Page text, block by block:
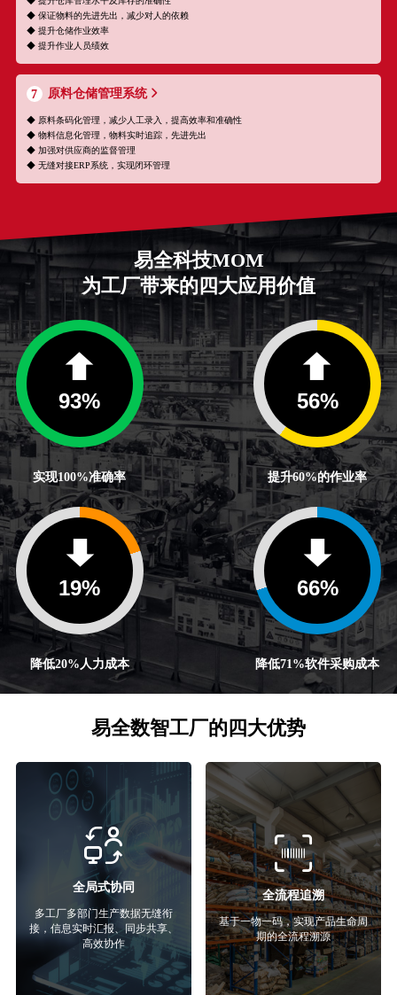
◆ 保证物料的先进先出，减少对人的依赖
◆ 提升仓储作业效率
◆ 提升作业人员绩效
7 原料仓储管理系统
◆ 原料条码化管理，减少人工录入，提高效率和准确性
◆ 物料信息化管理，物料实时追踪，先进先出
◆ 加强对供应商的监督管理
◆ 无缝对接ERP系统，实现闭环管理
易全科技MOM
为工厂带来的四大应用价值
100%
实现100%准确率
60%
提升60%的作业率
20%
降低20%人力成本
71%
降低71%软件采购成本
易全数智工厂的四大优势
全局式协同
多工厂多部门生产数据无缝衔
接，信息实时汇报、同步共享、
高效协作
全流程追溯
基于一物一码，实现产品生命周
期的全流程溯源